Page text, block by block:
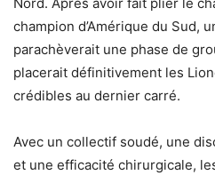
champion d’Amérique du Sud,
parachèverait une phase de
placerait définitivement les
crédibles au dernier carré.
Avec un collectif soudé, une
et une efficacité chirurgicale,